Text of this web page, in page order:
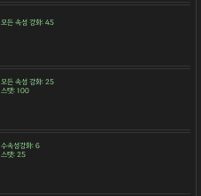
모든 속성 강화: 45
모든 속성 강화: 25
스탯: 100
수속성강화: 6
스탯: 25